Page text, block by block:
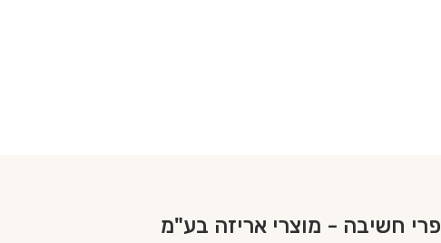
פרי חשיבה - מוצרי אריזה בע"מ